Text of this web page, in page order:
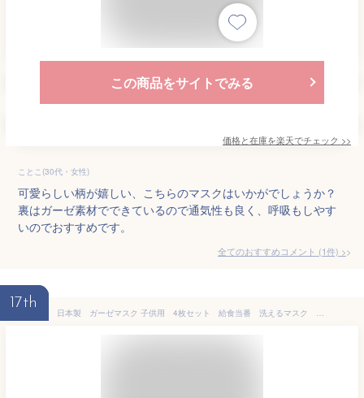
この商品をサイトでみる
価格と在庫を楽天でチェック >>
ことこ(30代・女性)
可愛らしい柄が嬉しい、こちらのマスクはいかがでしょうか？
裏はガーゼ素材でできているので通気性も良く、呼吸もしやす
いのでおすすめです。
全てのおすすめコメント (1件) >
17th
日本製 ガーゼマスク 子供用 4枚セット 給食当番 洗えるマスク セット 全40種 ランキング1位 ハンドメイド キッズ 子供 小学生 プレゼント 入園入学 掃除 防寒 経済的 高学年 痛くなりにくい かわいい 卒園 麻の葉 市松模様